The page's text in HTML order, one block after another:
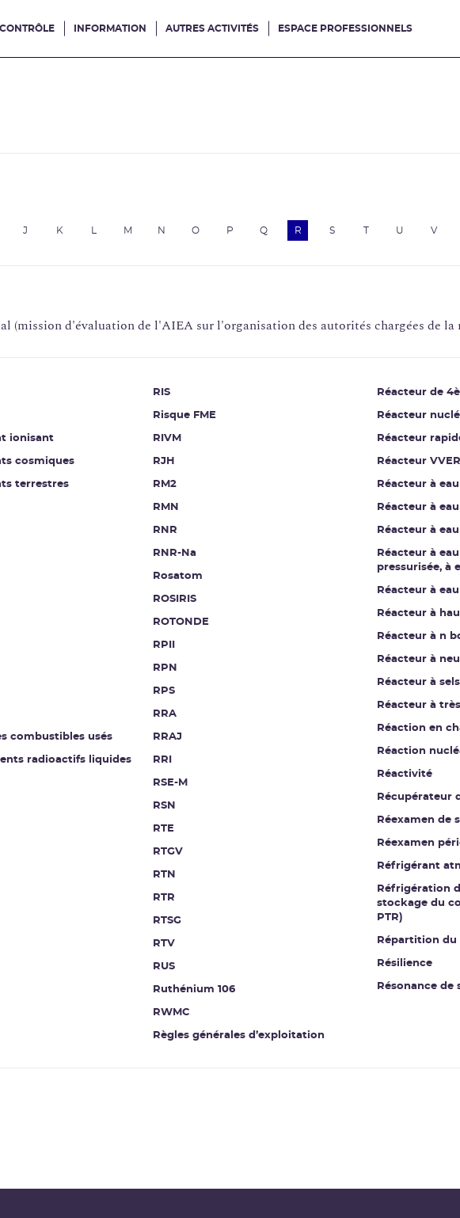
CONTRÔLE INFORMATION AUTRES ACTIVITÉS ESPACE PROFESSIONNELS
J K M N O P Q R S T U V
(mission d'évaluation de l'AIEA sur l'organisation des autorités chargées de
ionisant
cosmiques
terrestres
combustibles usés
radioactifs liquides
RIS
Risque FME
RIVM
RJH
RM2
RMN
RNR
RNR-Na
Rosatom
ROSIRIS
ROTONDE
RPII
RPN
RPS
RRA
RRAJ
RRI
RSE-M
RSN
RTE
RTGV
RTN
RTR
RTSG
RTV
RUS
Ruthénium 106
RWMC
Règles générales d’exploitation
Réacteur de
Réacteur
Réacteur
Réacteur VVER
Réacteur à
Réacteur à
Réacteur à
Réacteur à
pressurisée, à
Réacteur à
Réacteur à
Réacteur à n
Réacteur à
Réacteur à
Réacteur à
Réaction en
Réaction
Réactivité
Récupérateur
Réexamen de
Réexamen
Réfrigérant
Réfrigération
stockage du
PTR)
Répartition
Résilience
Résonance